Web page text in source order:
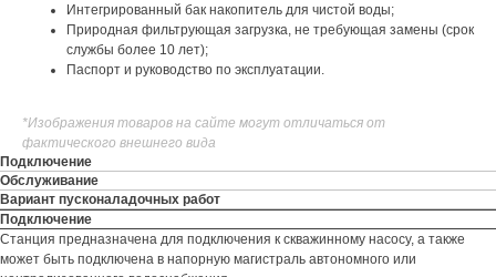
Интегрированный бак накопитель для чистой воды;
Природная фильтрующая загрузка, не требующая замены (срок
службы более 10 лет);
Паспорт и руководство по эксплуатации.
*Изображения товаров на сайте могут отличаться от
фактического внешнего вида
Подключение
Обслуживание
Вариант пусконаладочных работ
Подключение
Станция предназначена для подключения к скважинному насосу, а также
может быть подключена в напорную магистраль автономного или